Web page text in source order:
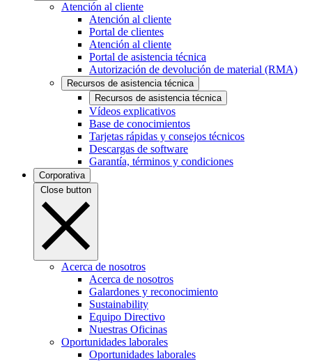
Atención al cliente
Atención al cliente
Portal de clientes
Atención al cliente
Portal de asistencia técnica
Autorización de devolución de material (RMA)
Recursos de asistencia técnica
Recursos de asistencia técnica
Vídeos explicativos
Base de conocimientos
Tarjetas rápidas y consejos técnicos
Descargas de software
Garantía, términos y condiciones
Corporativa
Close button
Acerca de nosotros
Acerca de nosotros
Galardones y reconocimiento
Sustainability
Equipo Directivo
Nuestras Oficinas
Oportunidades laborales
Oportunidades laborales